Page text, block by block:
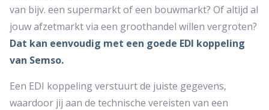
van bijv. een supermarkt of een bouwmarkt? Of altijd al
jouw afzetmarkt via een groothandel willen vergroten?
Dat kan eenvoudig met een goede EDI koppeling
van Semso.
Een EDI koppeling verstuurt de juiste gegevens,
waardoor jij aan de technische vereisten van een